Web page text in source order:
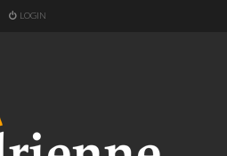
LOGIN